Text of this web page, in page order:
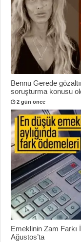
Bennu Gerede
soruşturma konusu
2 gün önce
Emeklinin Zam Farkı
Ağustos’ta